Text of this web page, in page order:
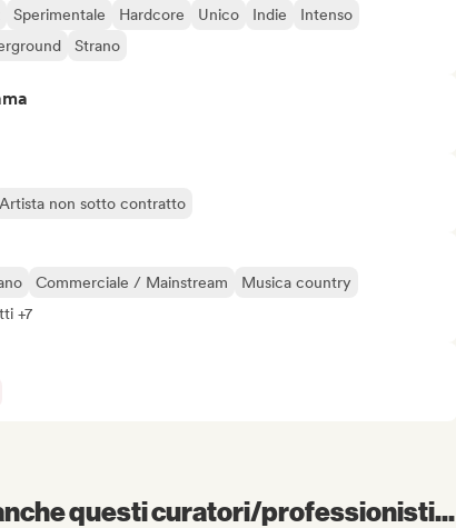
Sperimentale Hardcore Unico Indie
Intenso
Strano
Artista non sotto contratto
Commerciale / Mainstream
Musica country
+7
questi curatori/professionisti...